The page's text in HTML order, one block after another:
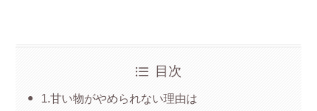
目次
1.甘い物がやめられない理由は